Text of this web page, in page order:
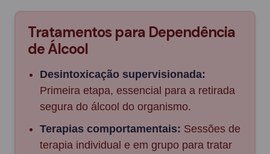
Tratamentos para Dependência
de Álcool
Desintoxicação supervisionada:
Primeira etapa, essencial para a retirada
segura do álcool do organismo.
Terapias comportamentais: Sessões de
terapia individual e em grupo para tratar